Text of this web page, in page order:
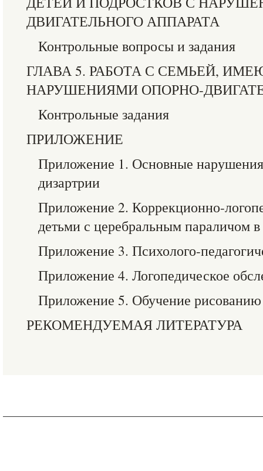
ДВИГАТЕЛЬНОГО АППАРАТА
Контрольные вопросы и задания
ГЛАВА 5. РАБОТА С СЕМЬЕЙ,
НАРУШЕНИЯМИ ОПОРНО-
Контрольные задания
ПРИЛОЖЕНИЕ
Приложение 1. Основные
дизартрии
Приложение 2. Коррекционно-
детьми с церебральным параличом
Приложение 3. Психолого-
Приложение 4. Логопедическое
Приложение 5. Обучение
РЕКОМЕНДУЕМАЯ ЛИТЕРАТУРА